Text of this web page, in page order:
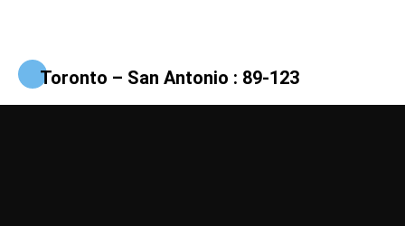
Toronto – San Antonio : 89-123